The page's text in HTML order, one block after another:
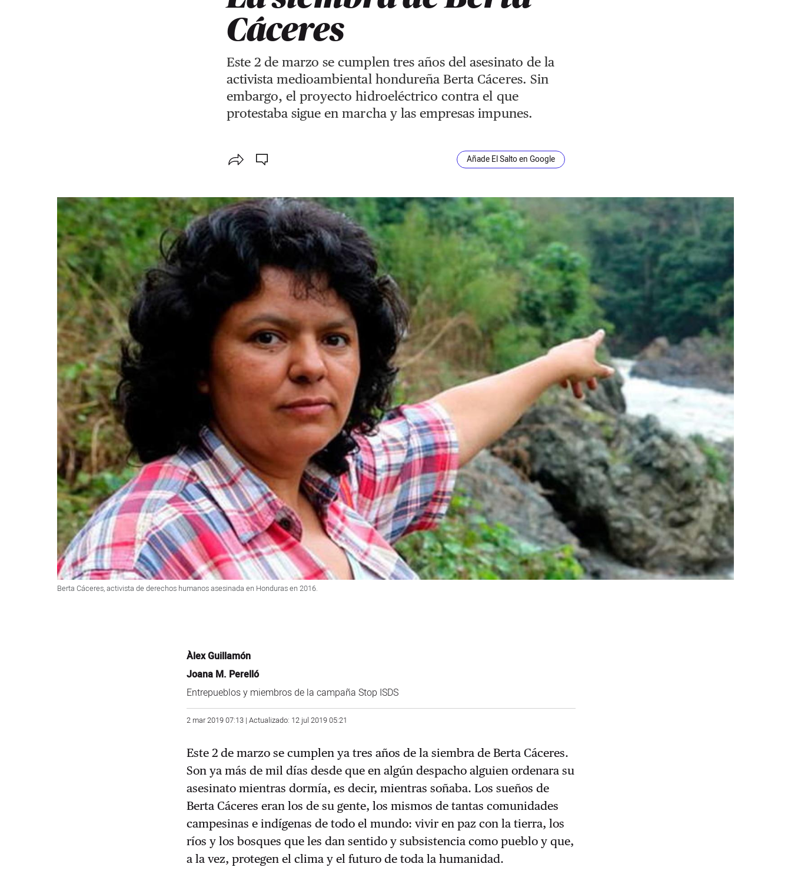
Cáceres
Este 2 de marzo se cumplen tres años del asesinato de la
activista medioambiental hondureña Berta Cáceres. Sin
embargo, el proyecto hidroeléctrico contra el que
protestaba sigue en marcha y las empresas impunes.
Añade El Salto en Google
Berta Cáceres, activista de derechos humanos asesinada en Honduras en 2016.
Àlex Guillamón
Joana M. Perelló
Entrepueblos y miembros de la campaña Stop ISDS
2 mar 2019 07:13 | Actualizado: 12 jul 2019 05:21
Este 2 de marzo se cumplen ya tres años de la siembra de Berta Cáceres.
Son ya más de mil días desde que en algún despacho alguien ordenara su
asesinato mientras dormía, es decir, mientras soñaba. Los sueños de
Berta Cáceres eran los de su gente, los mismos de tantas comunidades
campesinas e indígenas de todo el mundo: vivir en paz con la tierra, los
ríos y los bosques que les dan sentido y subsistencia como pueblo y que,
a la vez, protegen el clima y el futuro de toda la humanidad.